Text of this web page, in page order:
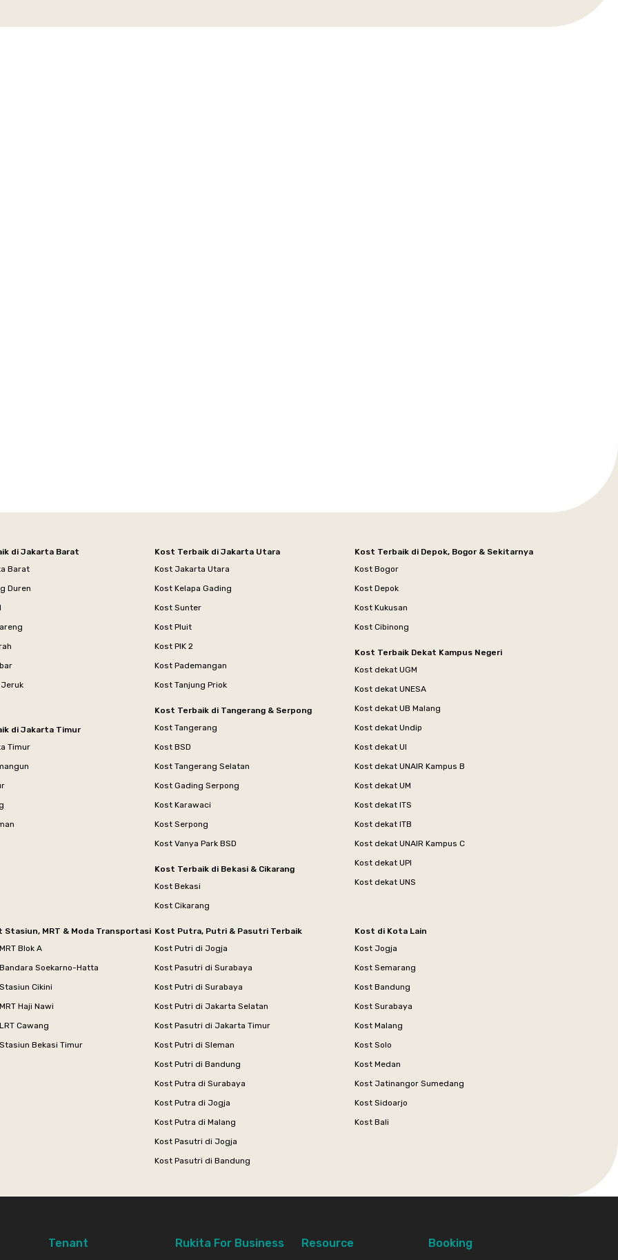
di Jakarta Barat
Barat
Duren
Jeruk
di Jakarta Timur
Timur
Kost Terbaik di Jakarta Utara
Kost Jakarta Utara
Kost Kelapa Gading
Kost Sunter
Kost Pluit
Kost PIK 2
Kost Pademangan
Kost Tanjung Priok
Kost Terbaik di Tangerang & Serpong
Kost Tangerang
Kost BSD
Kost Tangerang Selatan
Kost Gading Serpong
Kost Karawaci
Kost Serpong
Kost Vanya Park BSD
Kost Terbaik di Bekasi & Cikarang
Kost Bekasi
Kost Cikarang
Kost Terbaik di Depok, Bogor & Sekitarnya
Kost Bogor
Kost Depok
Kost Kukusan
Kost Cibinong
Kost Terbaik Dekat Kampus Negeri
Kost dekat UGM
Kost dekat UNESA
Kost dekat UB Malang
Kost dekat Undip
Kost dekat UI
Kost dekat UNAIR Kampus B
Kost dekat UM
Kost dekat ITS
Kost dekat ITB
Kost dekat UNAIR Kampus C
Kost dekat UPI
Kost dekat UNS
Stasiun, MRT & Moda Transportasi
Blok A
Soekarno-Hatta
Cikini
Haji Nawi
Cawang
Bekasi Timur
Kost Putra, Putri & Pasutri Terbaik
Kost Putri di Jogja
Kost Pasutri di Surabaya
Kost Putri di Surabaya
Kost Putri di Jakarta Selatan
Kost Pasutri di Jakarta Timur
Kost Putri di Sleman
Kost Putri di Bandung
Kost Putra di Surabaya
Kost Putra di Jogja
Kost Putra di Malang
Kost Pasutri di Jogja
Kost Pasutri di Bandung
Kost di Kota Lain
Kost Jogja
Kost Semarang
Kost Bandung
Kost Surabaya
Kost Malang
Kost Solo
Kost Medan
Kost Jatinangor Sumedang
Kost Sidoarjo
Kost Bali
Tenant Rukita For Business Resource Booking